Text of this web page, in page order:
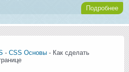
Подробнее
- CSS Основы - Как сделать